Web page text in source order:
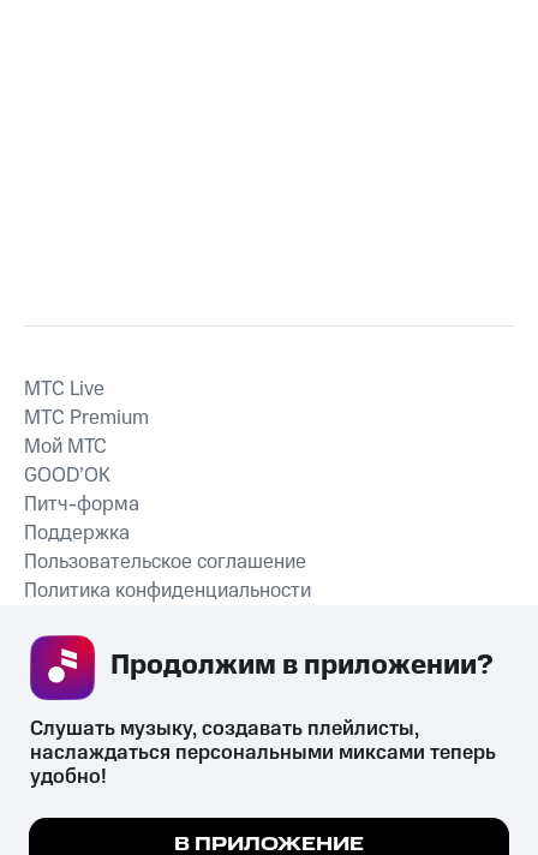
СКАЧАТЬ ПРИЛОЖЕНИЕ
MTС Live
MTС Premium
Мой МТС
GOOD’OK
Питч-форма
Поддержка
Пользовательское соглашение
Политика конфиденциальности
психотропных веществ, их аналогов причиняет вред здоровью,
их незаконный оборот запрещён и влечёт установленную
Мы используем куки, чтобы на сайте все
Слушать музыку, создавать плейлисты,
наслаждаться персональными миксами теперь
удобно!
В ПРИЛОЖЕНИЕ